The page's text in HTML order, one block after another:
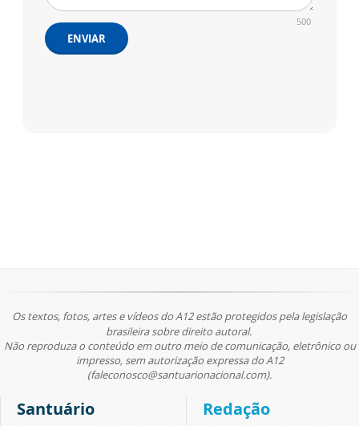
500
ENVIAR
Os textos, fotos, artes e vídeos do A12 estão protegidos pela legislação
brasileira sobre direito autoral.
Não reproduza o conteúdo em outro meio de comunicação, eletrônico ou
impresso, sem autorização expressa do A12
(faleconosco@santuarionacional.com).
Santuário Redação